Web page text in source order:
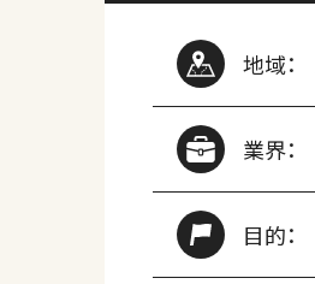
地域：
業界：
目的：